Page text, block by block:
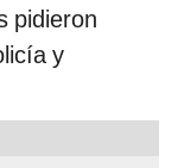
pidieron
y